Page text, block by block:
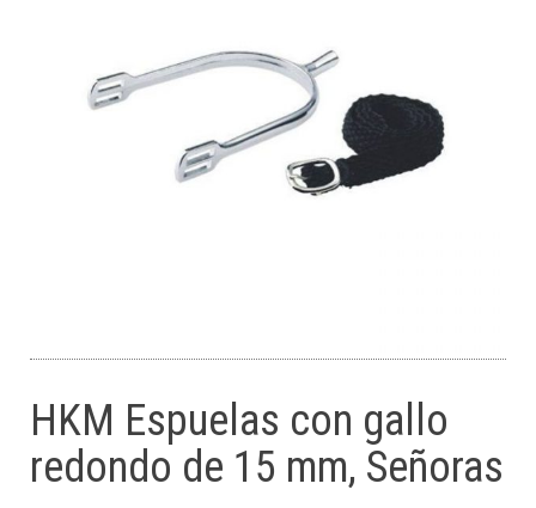
HKM Espuelas con gallo
redondo de 15 mm, Señoras